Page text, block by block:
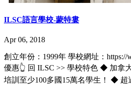
ILSC語言學校-蒙特婁
Apr 06, 2018
創立年份：1999年 學校網址：https://
優惠👆 回 ILSC >> 學校特色 ◆ 加拿
培訓至少100多國15萬名學生！ ◆ 超